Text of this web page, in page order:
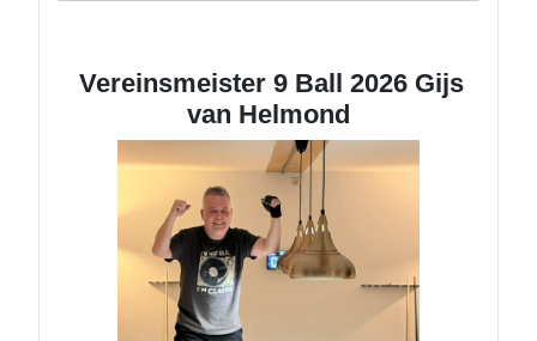
Vereinsmeister 9 Ball 2026 Gijs
van Helmond